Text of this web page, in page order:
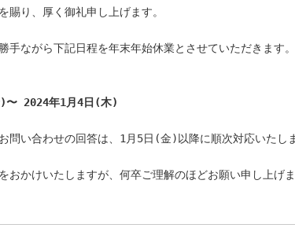
賜り、厚く御礼申し上げます。
手ながら下記日程を年末年始休業とさせていただきます。
〜 2024年1月4日(木)
問い合わせの回答は、1月5日(金)以降に順次対応いたしま
おかけいたしますが、何卒ご理解のほどお願い申し上げま